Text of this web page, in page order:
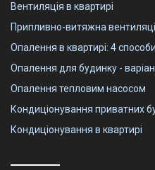
Вентиляція в квартирі
Припливно-витяжна
Опалення в квартирі: 4 способи
Опалення для будинку -
Опалення тепловим насосом
Кондиціонування приватних
Кондиціонування в квартирі